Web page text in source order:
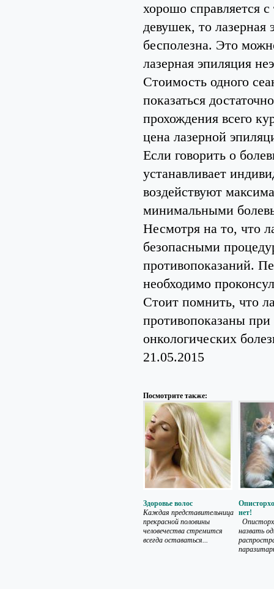
хорошо справляется
девушек, то лазерная
бесполезна. Это
лазерная эпиляция
Стоимость одного
показаться
прохождения всего
цена лазерной
Если говорить о
устанавливает
воздействуют
минимальными
Несмотря на то, что
безопасными
противопоказаний.
необходимо
Стоит помнить, что
противопоказаны при
онкологических
21.05.2015
Посмотрите также:
Здоровье волос
Каждая представительница
прекрасной половины
человечества стремится
всегда оставаться...
нет!
назвать